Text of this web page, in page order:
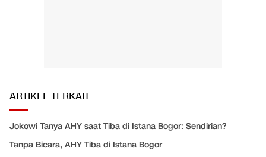
ARTIKEL TERKAIT
Jokowi Tanya AHY saat Tiba di Istana Bogor: Sendirian?
Tanpa Bicara, AHY Tiba di Istana Bogor